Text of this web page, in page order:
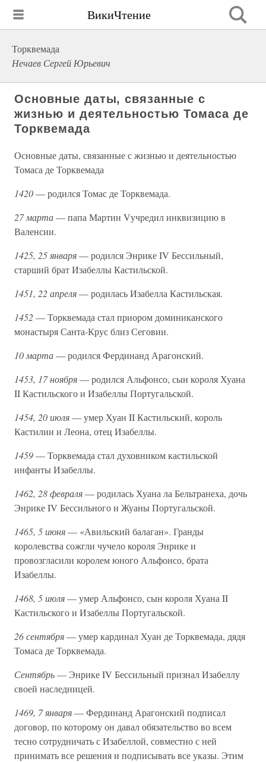
ВикиЧтение
Торквемада
Нечаев Сергей Юрьевич
Основные даты, связанные с
жизнью и деятельностью Томаса де
Торквемада
Основные даты, связанные с жизнью и деятельностью
Томаса де Торквемада
1420— родился Томас де Торквемада.
27 марта— папа Мартин Vучредил инквизицию в
Валенсии.
1425, 25 января— родился Энрике IV Бессильный,
старший брат Изабеллы Кастильской.
1451, 22 апреля— родилась Изабелла Кастильская.
1452— Торквемада стал приором доминиканского
монастыря Санта-Крус близ Сеговии.
10 марта— родился Фердинанд Арагонский.
1453, 17 ноября— родился Альфонсо, сын короля Хуана
II Кастильского и Изабеллы Португальской.
1454, 20 июля— умер Хуан II Кастильский, король
Кастилии и Леона, отец Изабеллы.
1459— Торквемада стал духовником кастильской
инфанты Изабеллы.
1462, 28 февраля— родилась Хуана ла Бельтранеха, дочь
Энрике IV Бессильного и Жуаны Португальской.
1465, 5 июня— «Авильский балаган». Гранды
королевства сожгли чучело короля Энрике и
провозгласили королем юного Альфонсо, брата
Изабеллы.
1468, 5 июля— умер Альфонсо, сын короля Хуана II
Кастильского и Изабеллы Португальской.
26 сентября— умер кардинал Хуан де Торквемада, дядя
Томаса де Торквемада.
Сентябрь— Энрике IV Бессильный признал Изабеллу
своей наследницей.
1469, 7 января— Фердинанд Арагонский подписал
договор, по которому он давал обязательство во всем
тесно сотрудничать с Изабеллой, совместно с ней
принимать все решения и подписывать все указы. Этим